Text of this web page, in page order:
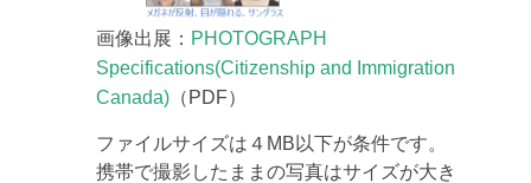
画像出展： PHOTOGRAPH
Specifications(Citizenship and Immigration
Canada) （PDF）
ファイルサイズは４MB以下が条件です。
携帯で撮影したままの写真はサイズが大き